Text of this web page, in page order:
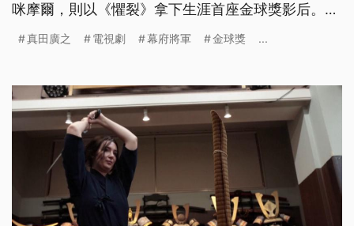
咪摩爾，則以《懼裂》拿下生涯首座金球獎影后。電
以該劇拿下最佳男主角獎的男星真田廣之，也成為首
真田廣之 電視劇 幕府將軍 金球獎 ...